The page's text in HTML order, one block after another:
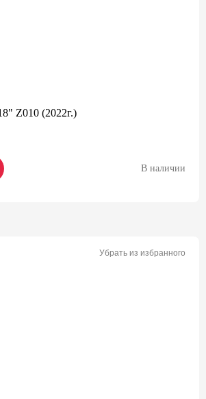
Z010 (2022г.)
В наличии
Убрать из избранного